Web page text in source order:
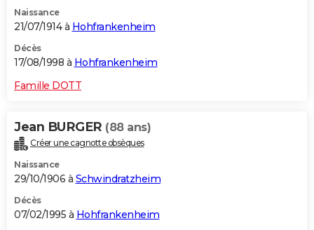
Naissance
21/07/1914 à Hohfrankenheim
Décès
17/08/1998 à Hohfrankenheim
Famille DOTT
Jean BURGER (88 ans)
Créer une cagnotte obsèques
Naissance
29/10/1906 à Schwindratzheim
Décès
07/02/1995 à Hohfrankenheim